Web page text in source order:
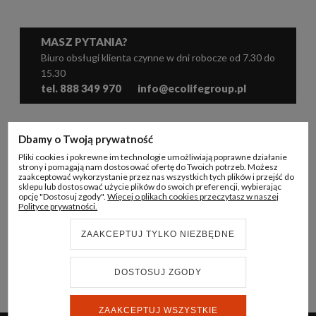
MASZ PYTANIA?
Biuro obsługi klienta czynne w dni robocze od 7.30 do
15.30
tel. 888 349 970 info@ecolifegroup.pl
KONTO B2B
INFORMACJE
© 2024 ECO LIFE GROUP
Dbamy o Twoją prywatność
Pliki cookies i pokrewne im technologie umożliwiają poprawne działanie
strony i pomagają nam dostosować ofertę do Twoich potrzeb. Możesz
zaakceptować wykorzystanie przez nas wszystkich tych plików i przejść do
sklepu lub dostosować użycie plików do swoich preferencji, wybierając
opcję "Dostosuj zgody". Więcej o plikach cookies przeczytasz w naszej
Polityce prywatności.
ZAAKCEPTUJ TYLKO NIEZBĘDNE
DOSTOSUJ ZGODY
ZAAKCEPTUJ WSZYSTKIE